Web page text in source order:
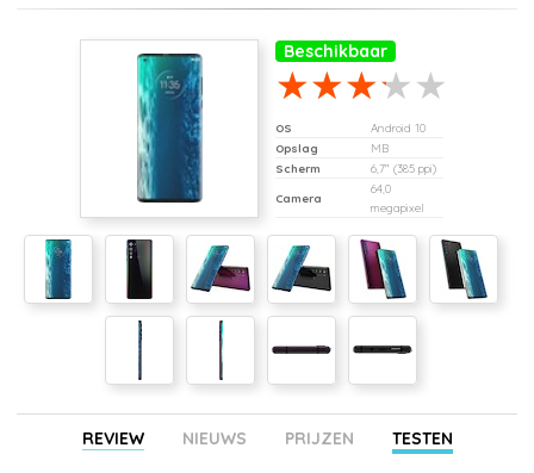
Beschikbaar
OS
Android 10
Opslag
MB
Scherm
6,7" (385 ppi)
Camera
64,0
megapixel
REVIEW NIEUWS PRIJZEN TESTEN